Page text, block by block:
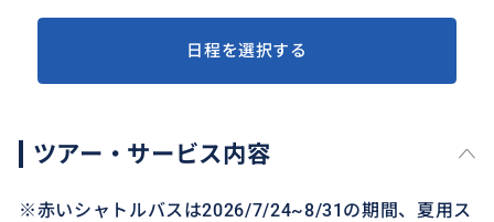
日程を選択する
ツアー・サービス内容
※赤いシャトルバスは2026/7/24~8/31の期間、夏用ス